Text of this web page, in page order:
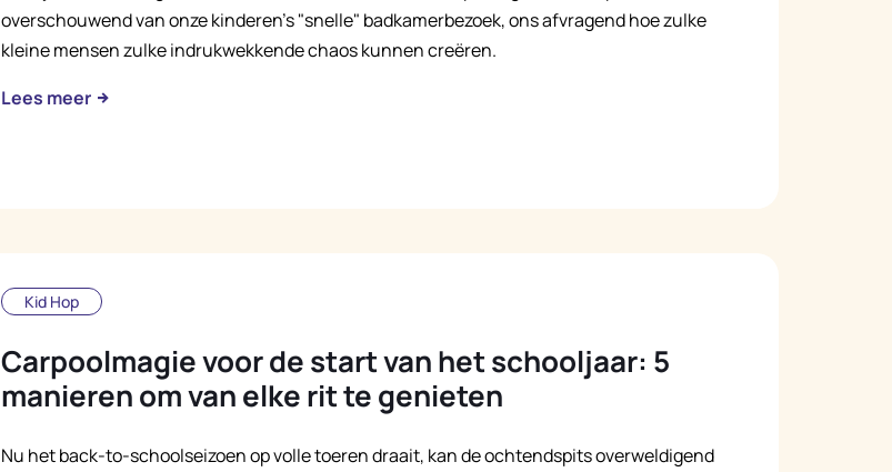
overschouwend van onze kinderen's "snelle" badkamerbezoek, ons afvragend hoe zulke
kleine mensen zulke indrukwekkende chaos kunnen creëren.
Lees meer
Kid Hop
Carpoolmagie voor de start van het schooljaar: 5
manieren om van elke rit te genieten
Nu het back-to-schoolseizoen op volle toeren draait, kan de ochtendspits overweldigend